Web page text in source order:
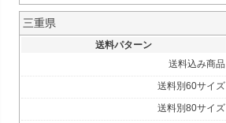
三重県
送料パターン
送料込み商品
送料別60サイズ
送料別80サイズ